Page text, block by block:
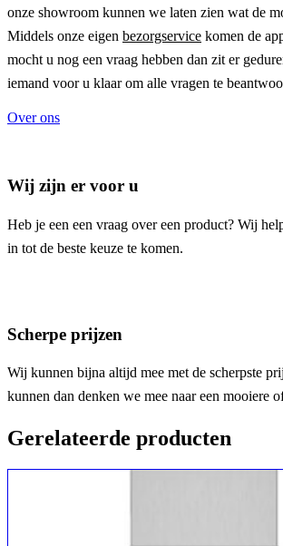
onze showroom kunnen we laten zien wat de
Middels onze eigen bezorgservice komen de
mocht u nog een vraag hebben dan zit er
iemand voor u klaar om alle vragen te
Over ons
Wij zijn er voor u
Heb je een een vraag over een product? Wij
in tot de beste keuze te komen.
Scherpe prijzen
Wij kunnen bijna altijd mee met de scherpste
kunnen dan denken we mee naar een mooiere
Gerelateerde producten